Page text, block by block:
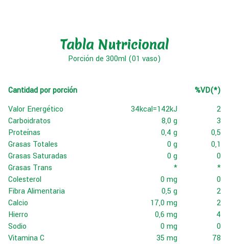
Tabla Nutricional
Porción de 300ml (01 vaso)
Cantidad por porción %VD(*)
Valor Energético 34kcal=142kJ
2
Carboidratos
8,0 g
3
Proteínas
0,4 g
0,5
Grasas Totales
0 g
0,1
Grasas Saturadas
0 g
0
Grasas Trans
*
*
Colesterol
0 mg
0
Fibra Alimentaria
0,5 g
2
Calcio
17,0 mg
2
Hierro
0,6 mg
4
Sodio
0 mg
0
Vitamina C
35 mg 78